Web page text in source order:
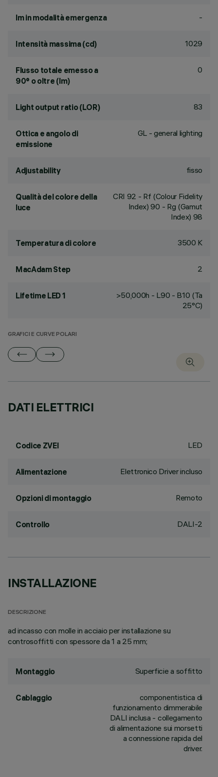
lm in modalità emergenza -
Intensità massima (cd) 1029
Flusso totale emesso a
90° o oltre (lm)
0
Light output ratio (LOR) 83
Ottica e angolo di
emissione
GL - general lighting
Adjustability fisso
Qualità del colore della
luce
CRI 92 - Rf (Colour Fidelity
Index) 90 - Rg (Gamut
Index) 98
Temperatura di colore 3500 K
MacAdam Step 2
Lifetime LED 1
>50,000h - L90 - B10 (Ta
25°C)
GRAFICI E CURVE POLARI
DATI ELETTRICI
Codice ZVEI LED
Alimentazione Elettronico Driver incluso
Opzioni di montaggio Remoto
Controllo DALI-2
INSTALLAZIONE
DESCRIZIONE
ad incasso con molle in acciaio per installazione su
controsoffitti con spessore da 1 a 25 mm;
Montaggio Superficie a soffitto
Cablaggio
componentistica di
funzionamento dimmerabile
DALI inclusa - collegamento
di alimentazione sui morsetti
a connessione rapida del
driver.